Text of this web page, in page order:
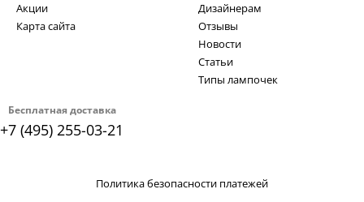
Бесплатная доставка
+7 (495) 255-03-21
Акции
Карта сайта
Дизайнерам
Отзывы
Новости
Статьи
Типы лампочек
Политика безопасности платежей